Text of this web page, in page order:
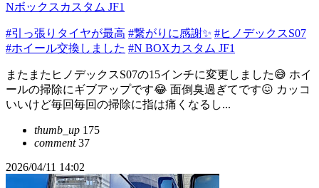
Nボックスカスタム JF1
#引っ張りタイヤが最高 #繋がりに感謝✨ #ヒノデックスS07
#ホイール交換しました #N BOXカスタム JF1
またまたヒノデックスS07の15インチに変更しました😅 ホイ
ールの掃除にギブアップです😂 面倒臭過ぎてです😖 カッコ
いいけど毎回毎回の掃除に指は痛くなるし...
thumb_up 175
comment37
2026/04/11 14:02